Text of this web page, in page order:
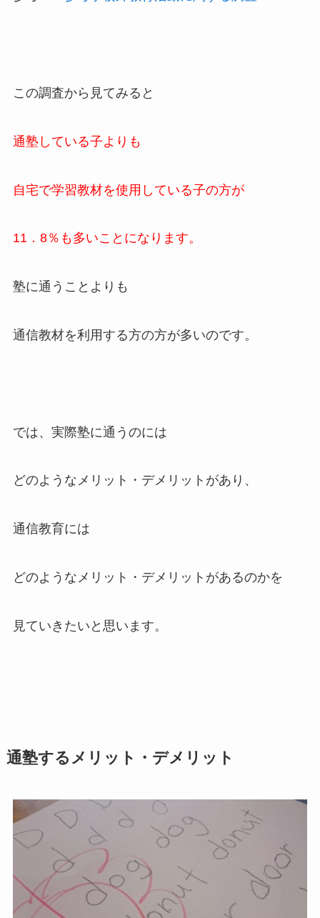
この調査から見てみると
通塾している子よりも
自宅で学習教材を使用している子の方が
11．8％も多いことになります。
塾に通うことよりも
通信教材を利用する方の方が多いのです。
では、実際塾に通うのには
どのようなメリット・デメリットがあり、
通信教育には
どのようなメリット・デメリットがあるのかを
見ていきたいと思います。
通塾するメリット・デメリット